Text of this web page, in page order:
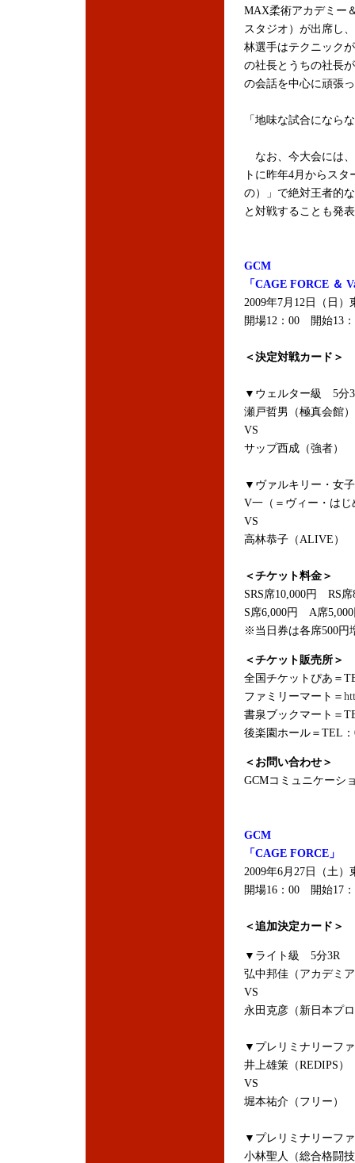
MAX柔術アカデミー
スタジオ）が出席し
林選手はテクニック
の社長とうちの社長
の会話を中心に頑張
「地味な試合になら
なお、今大会には、
トに昨年4月からス
の）」で絶対王者的
と対戦することも発
GCM
「CAGE FORCE ＆
2009年7月12日（日
開場12：00 開始13
＜決定対戦カード＞
▼ウェルター級 5分
瀬戸哲男（極真会館）
VS
サップ西成（強者）
▼ヴァルキリー・女
V一（＝ヴィー・は
VS
高林恭子（ALIVE）
＜チケット料金＞
SRS席10,000円 RS席
S席6,000円 A席5,000
※当日券は各席500円
＜チケット販売所＞
全国チケットぴあ＝
ファミリーマート＝
書泉ブックマート＝
後楽園ホール＝TEL：
＜お問い合わせ＞
GCMコミュニケーシ
GCM
「CAGE FORCE」
2009年6月27日（土
開場16：00 開始17
＜追加決定カード＞
▼ライト級 5分3R
弘中邦佳（アカデミ
VS
永田克彦（新日本プ
▼プレリミナリーフ
井上雄策（REDIPS）
VS
堀本祐介（フリー）
▼プレリミナリーフ
小林聖人（総合格闘